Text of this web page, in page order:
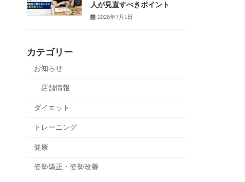
人が見直すべきポイント
2026年7月1日
カテゴリー
お知らせ
店舗情報
ダイエット
トレーニング
健康
姿勢矯正・姿勢改善